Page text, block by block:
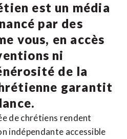
est un média
par des
vous, en accès
ni
de la
garantit
de chrétiens rendent
indépendante accessible